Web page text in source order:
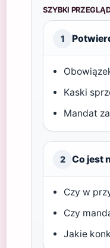
SZYBKI
1
Kaski
Mandat
2 Co jest
Czy w
Czy
Jakie